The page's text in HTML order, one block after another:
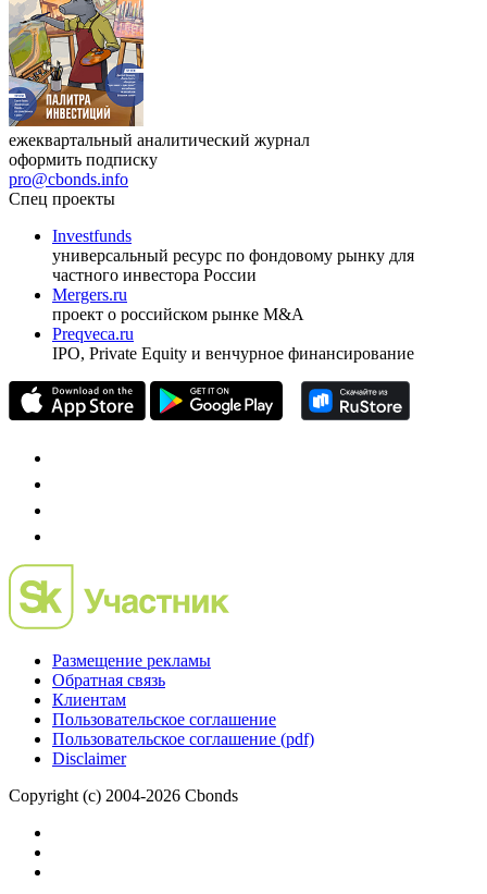
ежеквартальный аналитический журнал
оформить подписку
pro@cbonds.info
Спец проекты
Investfunds
универсальный ресурс по фондовому рынку для
частного инвестора России
Mergers.ru
проект о российском рынке M&A
Preqveca.ru
IPO, Private Equity и венчурное финансирование
Размещение рекламы
Обратная связь
Клиентам
Пользовательское соглашение
Пользовательское соглашение (pdf)
Disclaimer
Copyright (c) 2004-2026 Cbonds